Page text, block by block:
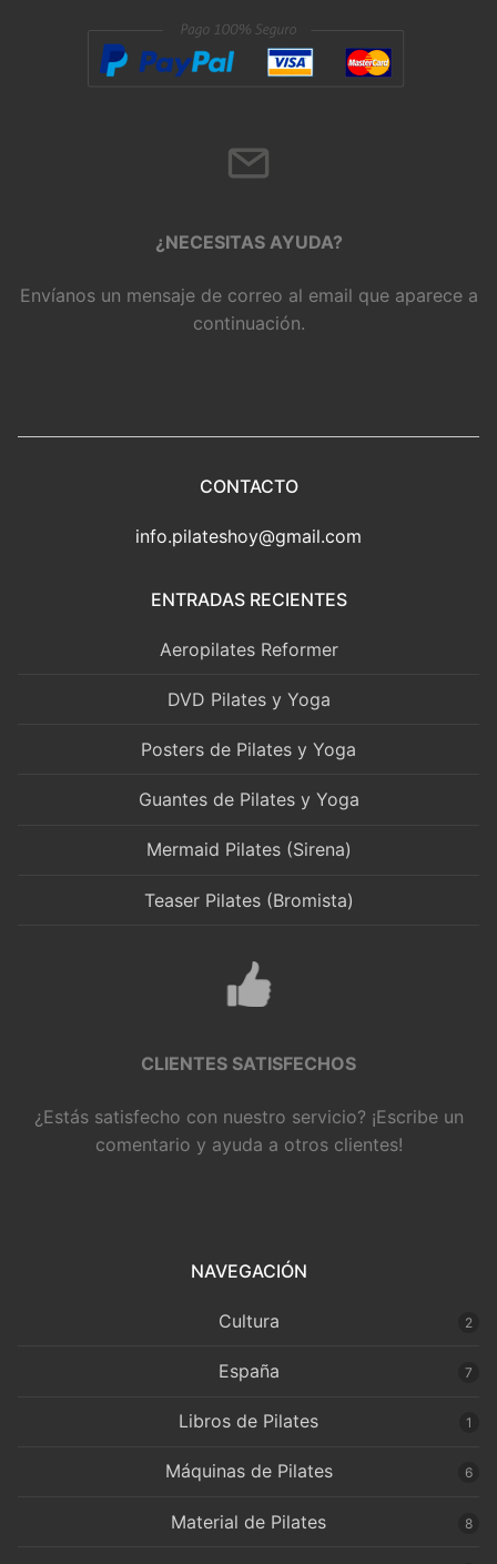
¿NECESITAS AYUDA?
Envíanos un mensaje de correo al email que aparece a
continuación.
CONTACTO
info.pilateshoy@gmail.com
ENTRADAS RECIENTES
Aeropilates Reformer
DVD Pilates y Yoga
Posters de Pilates y Yoga
Guantes de Pilates y Yoga
Mermaid Pilates (Sirena)
Teaser Pilates (Bromista)
CLIENTES SATISFECHOS
¿Estás satisfecho con nuestro servicio? ¡Escribe un
comentario y ayuda a otros clientes!
NAVEGACIÓN
Cultura 2
España 7
Libros de Pilates 1
Máquinas de Pilates 6
Material de Pilates 8